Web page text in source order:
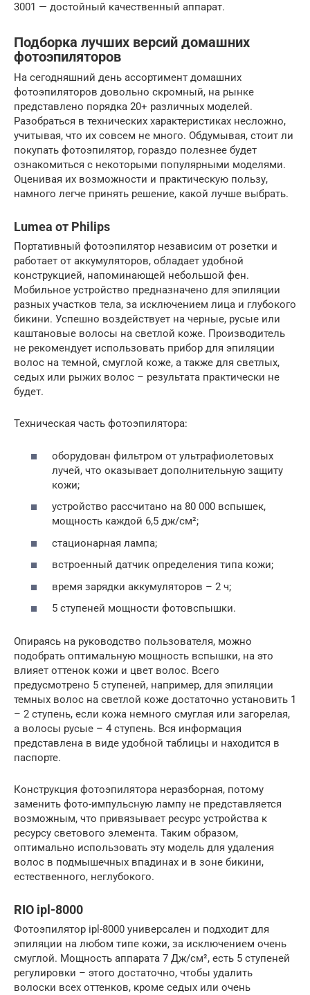
3001 — достойный качественный аппарат.
Подборка лучших версий домашних
фотоэпиляторов
На сегодняшний день ассортимент домашних
фотоэпиляторов довольно скромный, на рынке
представлено порядка 20+ различных моделей.
Разобраться в технических характеристиках несложно,
учитывая, что их совсем не много. Обдумывая, стоит ли
покупать фотоэпилятор, гораздо полезнее будет
ознакомиться с некоторыми популярными моделями.
Оценивая их возможности и практическую пользу,
намного легче принять решение, какой лучше выбрать.
Lumea от Philips
Портативный фотоэпилятор независим от розетки и
работает от аккумуляторов, обладает удобной
конструкцией, напоминающей небольшой фен.
Мобильное устройство предназначено для эпиляции
разных участков тела, за исключением лица и глубокого
бикини. Успешно воздействует на черные, русые или
каштановые волосы на светлой коже. Производитель
не рекомендует использовать прибор для эпиляции
волос на темной, смуглой коже, а также для светлых,
седых или рыжих волос – результата практически не
будет.
Техническая часть фотоэпилятора:
оборудован фильтром от ультрафиолетовых
лучей, что оказывает дополнительную защиту
кожи;
устройство рассчитано на 80 000 вспышек,
мощность каждой 6,5 дж/см²;
стационарная лампа;
встроенный датчик определения типа кожи;
время зарядки аккумуляторов – 2 ч;
5 ступеней мощности фотовспышки.
Опираясь на руководство пользователя, можно
подобрать оптимальную мощность вспышки, на это
влияет оттенок кожи и цвет волос. Всего
предусмотрено 5 ступеней, например, для эпиляции
темных волос на светлой коже достаточно установить 1
– 2 ступень, если кожа немного смуглая или загорелая,
а волосы русые – 4 ступень. Вся информация
представлена в виде удобной таблицы и находится в
паспорте.
Конструкция фотоэпилятора неразборная, потому
заменить фото-импульсную лампу не представляется
возможным, что привязывает ресурс устройства к
ресурсу светового элемента. Таким образом,
оптимально использовать эту модель для удаления
волос в подмышечных впадинах и в зоне бикини,
естественного, неглубокого.
RIO ipl-8000
Фотоэпилятор ipl-8000 универсален и подходит для
эпиляции на любом типе кожи, за исключением очень
смуглой. Мощность аппарата 7 Дж/см², есть 5 ступеней
регулировки – этого достаточно, чтобы удалить
волоски всех оттенков, кроме седых или очень